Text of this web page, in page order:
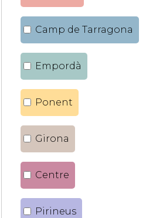
Camp de Tarragona
Empordà
Ponent
Girona
Centre
Pirineus